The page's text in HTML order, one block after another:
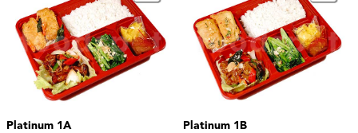
Platinum 1A
Platinum 1B